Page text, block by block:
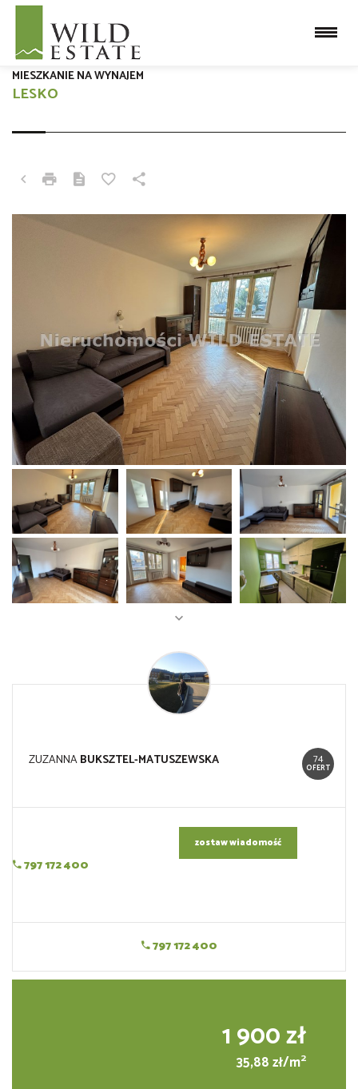
LESKO
MIESZKANIE NA WYNAJEM
74
OFERT
ZUZANNABUKSZTEL-MATUSZEWSKA
797 172 400
zostaw wiadomość
797 172 400
1 900 zł
35,88 zł/m2